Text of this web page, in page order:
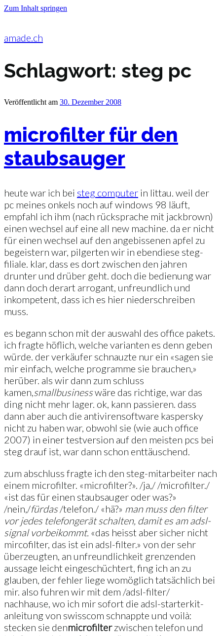
Zum Inhalt springen
amade.ch
Schlagwort: steg pc
Veröffentlicht am 30. Dezember 2008
microfilter für den
staubsauger
heute war ich bei steg computer in littau. weil der
pc meines onkels noch auf windows 98 läuft,
empfahl ich ihm (nach rücksprache mit jackbrown)
einen wechsel auf eine all new machine. da er nicht
für einen wechsel auf den angebissenen apfel zu
begeistern war, pilgerten wir in ebendiese steg-
filiale. klar, dass es dort zwischen den jahren
drunter und drüber geht. doch die bedienung war
dann doch derart arrogant, unfreundlich und
inkompetent, dass ich es hier niederschreiben
muss.
es begann schon mit der auswahl des office pakets.
ich fragte höflich, welche varianten es denn geben
würde. der verkäufer schnauzte nur ein «sagen sie
mir einfach, welche programme sie brauchen,»
herüber. als wir dann zum schluss
kamen,smallbusinesswäre das richtige, war das
ding nicht mehr lager. ok, kann passieren. dass
dann aber auch die antivirensoftware kaspersky
nicht zu haben war, obwohl sie (wie auch office
2007) in einer testversion auf den meisten pcs bei
steg drauf ist, war dann schon enttäuschend.
zum abschluss fragte ich den steg-mitarbeiter nach
einem microfilter. «microfilter?». /ja,/ /microfilter./
«ist das für einen staubsauger oder was?»
/nein,/fürdas/telefon./ «hä?» man muss den filter
vor jedes telefongerät schalten, damit es am adsl-
signal vorbeikommt. «das heisst aber sicher nicht
mircofilter, das ist ein adsl-filter.» von der sehr
überzeugten, an unfreundlichkeit grenzenden
aussage leicht eingeschüchtert, fing ich an zu
glauben, der fehler liege womöglich tatsächlich bei
mir. also fuhren wir mit dem /adsl-filter/
nachhause, wo ich mir sofort die adsl-starterkit-
anleitung von swisscom schnappte und voilà:
stecken sie denmicrofilterzwischen telefon und